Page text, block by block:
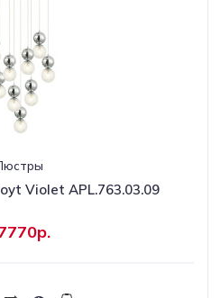
Violet APL.763.03.09